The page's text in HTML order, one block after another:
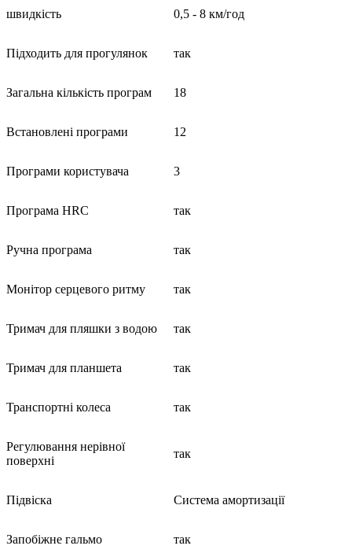
швидкість 0,5 - 8 км/год
Підходить для прогулянок так
Загальна кількість програм 18
Встановлені програми 12
Програми користувача 3
Програма HRC так
Ручна програма так
Монітор серцевого ритму так
Тримач для пляшки з водою так
Тримач для планшета так
Транспортні колеса так
Регулювання нерівної
поверхні
так
Підвіска Система амортизації
Запобіжне гальмо так